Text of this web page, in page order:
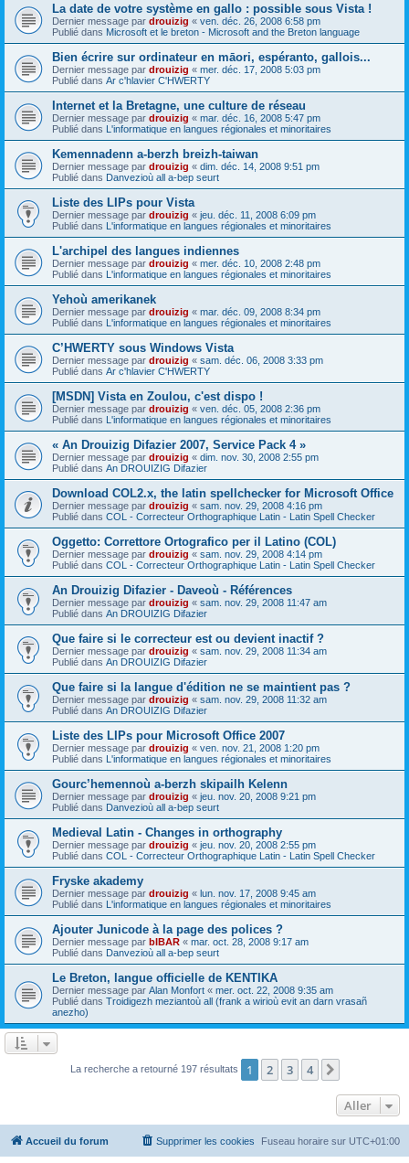
La date de votre système en gallo : possible sous Vista !
Dernier message par drouizig « ven. déc. 26, 2008 6:58 pm
Publié dans Microsoft et le breton - Microsoft and the Breton language
Bien écrire sur ordinateur en māori, espéranto, gallois...
Dernier message par drouizig « mer. déc. 17, 2008 5:03 pm
Publié dans Ar c'hlavier C'HWERTY
Internet et la Bretagne, une culture de réseau
Dernier message par drouizig « mar. déc. 16, 2008 5:47 pm
Publié dans L'informatique en langues régionales et minoritaires
Kemennadenn a-berzh breizh-taiwan
Dernier message par drouizig « dim. déc. 14, 2008 9:51 pm
Publié dans Danvezioù all a-bep seurt
Liste des LIPs pour Vista
Dernier message par drouizig « jeu. déc. 11, 2008 6:09 pm
Publié dans L'informatique en langues régionales et minoritaires
L'archipel des langues indiennes
Dernier message par drouizig « mer. déc. 10, 2008 2:48 pm
Publié dans L'informatique en langues régionales et minoritaires
Yehoù amerikanek
Dernier message par drouizig « mar. déc. 09, 2008 8:34 pm
Publié dans L'informatique en langues régionales et minoritaires
C’HWERTY sous Windows Vista
Dernier message par drouizig « sam. déc. 06, 2008 3:33 pm
Publié dans Ar c'hlavier C'HWERTY
[MSDN] Vista en Zoulou, c'est dispo !
Dernier message par drouizig « ven. déc. 05, 2008 2:36 pm
Publié dans L'informatique en langues régionales et minoritaires
« An Drouizig Difazier 2007, Service Pack 4 »
Dernier message par drouizig « dim. nov. 30, 2008 2:55 pm
Publié dans An DROUIZIG Difazier
Download COL2.x, the latin spellchecker for Microsoft Office
Dernier message par drouizig « sam. nov. 29, 2008 4:16 pm
Publié dans COL - Correcteur Orthographique Latin - Latin Spell Checker
Oggetto: Correttore Ortografico per il Latino (COL)
Dernier message par drouizig « sam. nov. 29, 2008 4:14 pm
Publié dans COL - Correcteur Orthographique Latin - Latin Spell Checker
An Drouizig Difazier - Daveoù - Références
Dernier message par drouizig « sam. nov. 29, 2008 11:47 am
Publié dans An DROUIZIG Difazier
Que faire si le correcteur est ou devient inactif ?
Dernier message par drouizig « sam. nov. 29, 2008 11:34 am
Publié dans An DROUIZIG Difazier
Que faire si la langue d'édition ne se maintient pas ?
Dernier message par drouizig « sam. nov. 29, 2008 11:32 am
Publié dans An DROUIZIG Difazier
Liste des LIPs pour Microsoft Office 2007
Dernier message par drouizig « ven. nov. 21, 2008 1:20 pm
Publié dans L'informatique en langues régionales et minoritaires
Gourc’hemennoù a-berzh skipailh Kelenn
Dernier message par drouizig « jeu. nov. 20, 2008 9:21 pm
Publié dans Danvezioù all a-bep seurt
Medieval Latin - Changes in orthography
Dernier message par drouizig « jeu. nov. 20, 2008 2:55 pm
Publié dans COL - Correcteur Orthographique Latin - Latin Spell Checker
Fryske akademy
Dernier message par drouizig « lun. nov. 17, 2008 9:45 am
Publié dans L'informatique en langues régionales et minoritaires
Ajouter Junicode à la page des polices ?
Dernier message par bIBAR « mar. oct. 28, 2008 9:17 am
Publié dans Danvezioù all a-bep seurt
Le Breton, langue officielle de KENTIKA
Dernier message par Alan Monfort « mer. oct. 22, 2008 9:35 am
Publié dans Troidigezh meziantoù all (frank a wirioù evit an darn vrasañ
anezho)
La recherche a retourné 197 résultats 1 2 3 4
Aller
Accueil du forum Fuseau horaire sur UTC+01:00
Supprimer les cookies